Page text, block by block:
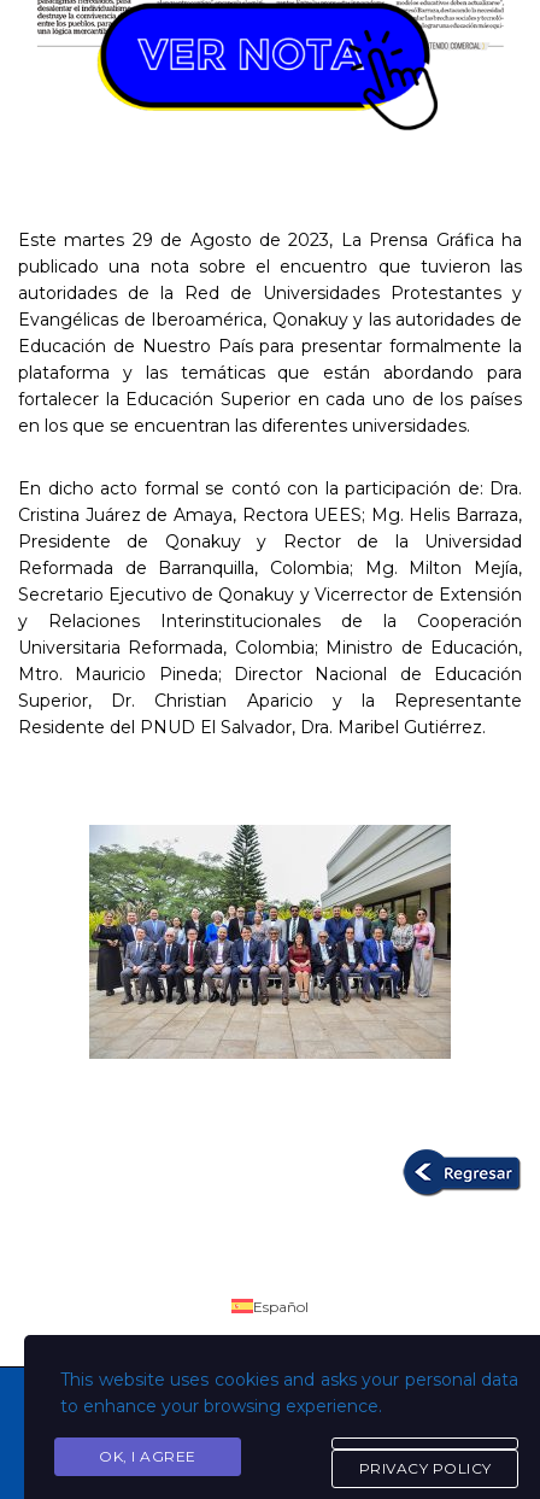
Este martes 29 de Agosto de 2023, La Prensa Gráfica ha
publicado una nota sobre el encuentro que tuvieron las
autoridades de la Red de Universidades Protestantes y
Evangélicas de Iberoamérica, Qonakuy y las autoridades de
Educación de Nuestro País para presentar formalmente la
plataforma y las temáticas que están abordando para
fortalecer la Educación Superior en cada uno de los países
en los que se encuentran las diferentes universidades.
En dicho acto formal se contó con la participación de: Dra.
Cristina Juárez de Amaya, Rectora UEES; Mg. Helis Barraza,
Presidente de Qonakuy y Rector de la Universidad
Reformada de Barranquilla, Colombia; Mg. Milton Mejía,
Secretario Ejecutivo de Qonakuy y Vicerrector de Extensión
y Relaciones Interinstitucionales de la Cooperación
Universitaria Reformada, Colombia; Ministro de Educación,
Mtro. Mauricio Pineda; Director Nacional de Educación
Superior, Dr. Christian Aparicio y la Representante
Residente del PNUD El Salvador, Dra. Maribel Gutiérrez.
Copyright © Todos los derechos son de la Universidad
This website uses cookies and asks your personal data
to enhance your browsing experience.
OK, I AGREE
PRIVACY POLICY
Español